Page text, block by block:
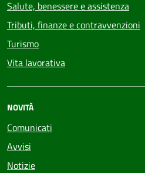
Salute, benessere e assistenza
Tributi, finanze e contravvenzioni
Turismo
Vita lavorativa
NOVITÀ
Comunicati
Avvisi
Notizie